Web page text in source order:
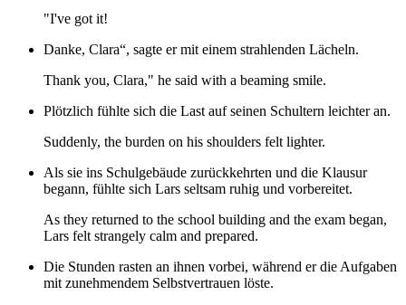
"I've got it!
Danke, Clara“, sagte er mit einem strahlenden Lächeln.
Thank you, Clara," he said with a beaming smile.
Plötzlich fühlte sich die Last auf seinen Schultern leichter an.
Suddenly, the burden on his shoulders felt lighter.
Als sie ins Schulgebäude zurückkehrten und die Klausur
begann, fühlte sich Lars seltsam ruhig und vorbereitet.
As they returned to the school building and the exam began,
Lars felt strangely calm and prepared.
Die Stunden rasten an ihnen vorbei, während er die Aufgaben
mit zunehmendem Selbstvertrauen löste.